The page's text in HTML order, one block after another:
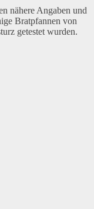
nähere Angaben und
Bratpfannen von
getestet wurden.